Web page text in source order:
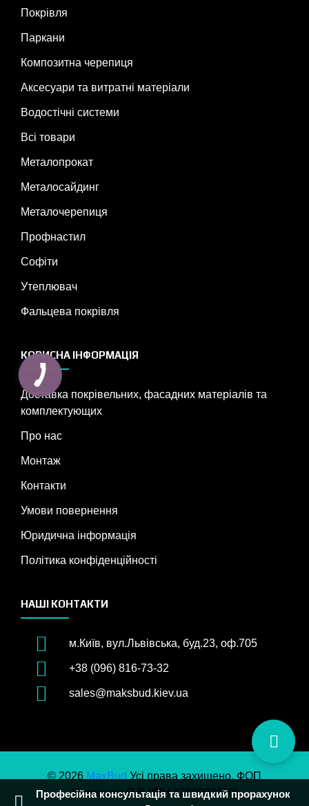
Покрівля
Паркани
Композитна черепиця
Аксесуари та витратні матеріали
Водостічні системи
Всі товари
Металопрокат
Металосайдинг
Металочерепиця
Профнастил
Софіти
Утеплювач
Фальцева покрівля
КОРИСНА ІНФОРМАЦІЯ
Доставка покрівельних, фасадних матеріалів та
комплектующих
Про нас
Монтаж
Контакти
Умови повернення
Юридична інформація
Політика конфіденційності
НАШІ КОНТАКТИ
м.Київ, вул.Львівська, буд.23, оф.705
+38 (096) 816-73-32
sales@maksbud.kiev.ua
© 2026 MaxBud Усі права захищено. ФОП
Єременко Я.В (ІПН 3289003110)
Швидка доставка по Києву та області! Доставка по